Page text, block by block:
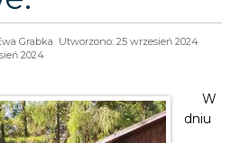
Grabka Utworzono: 25 wrzesień 2024
2024
W
dniu